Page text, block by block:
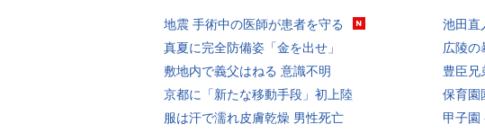
地震 手術中の医師が患者を守る
真夏に完全防備姿「金を出せ」
敷地内で義父はねる 意識不明
京都に「新たな移動手段」初上陸
服は汗で濡れ皮膚乾燥 男性死亡
池田直
広陵の
豊臣兄
保育園
甲子園